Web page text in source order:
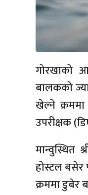
गोरखाको
बालकको
खेल्ने क्रममा
उपरीक्षक
मान्वुस्थित
होस्टल बसेर
क्रममा डुबेर